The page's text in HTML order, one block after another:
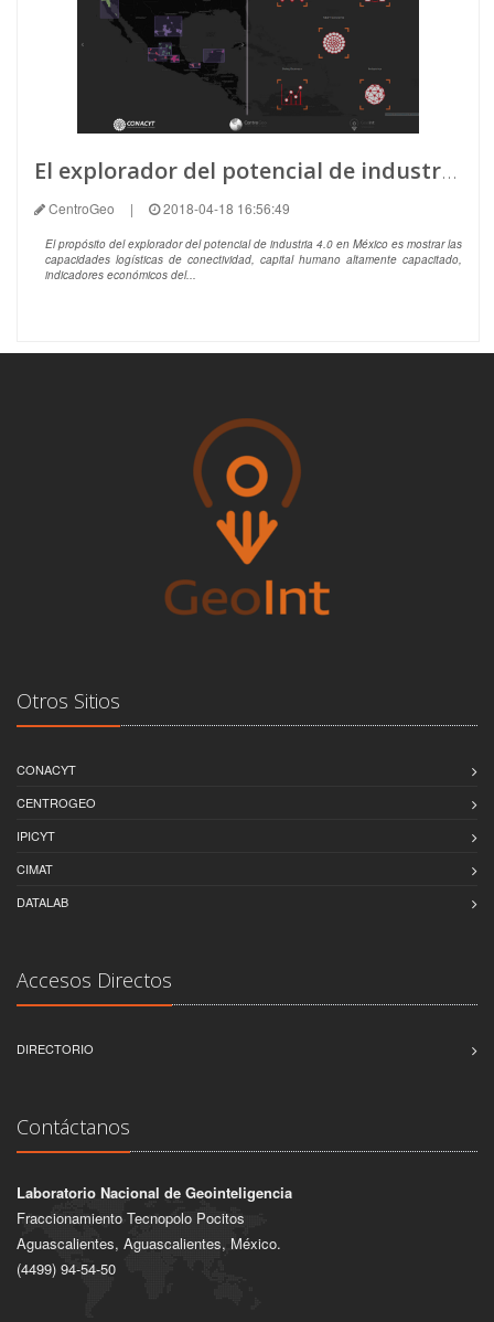
El explorador del potencial de industria 4.0 en México
CentroGeo | 2018-04-18 16:56:49
El propósito del explorador del potencial de industria 4.0 en México es mostrar las
capacidades logísticas de conectividad, capital humano altamente capacitado,
indicadores económicos del...
Otros Sitios
CONACYT
CENTROGEO
IPICYT
CIMAT
DATALAB
Accesos Directos
DIRECTORIO
Contáctanos
Laboratorio Nacional de Geointeligencia
Fraccionamiento Tecnopolo Pocitos
Aguascalientes, Aguascalientes, México.
(4499) 94-54-50